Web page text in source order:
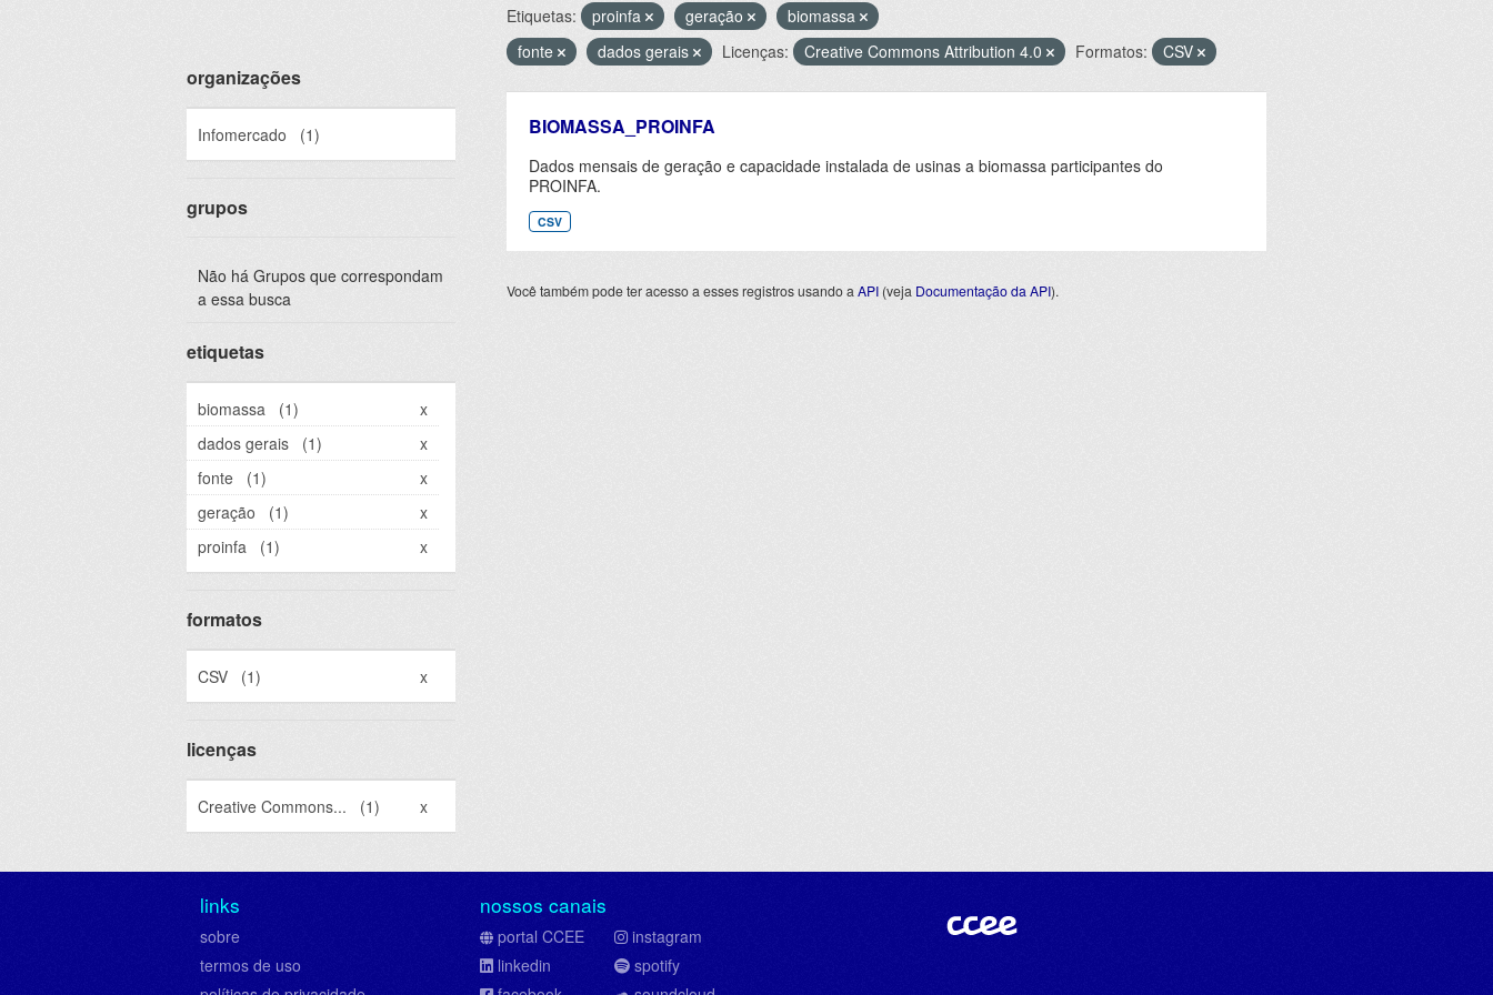
organizações
Infomercado (1)
grupos
Não há Grupos que correspondam
a essa busca
etiquetas
biomassa (1)
x
dados gerais
(1)
x
fonte
(1)
x
geração
(1)
x
proinfa
(1) x
formatos
CSV (1) x
licenças
Creative Commons... (1) x
Etiquetas: proinfa geração
biomassa
fonte
dados gerais Licenças: Creative Commons Attribution 4.0 Formatos: CSV
BIOMASSA_PROINFA
Dados mensais de geração e capacidade instalada de usinas a biomassa participantes do
PROINFA.
CSV
Você também pode ter acesso a esses registros usando a API (veja Documentação da API).
links
sobre
termos de uso
nossos canais
portal CCEE
linkedin
instagram
spotify